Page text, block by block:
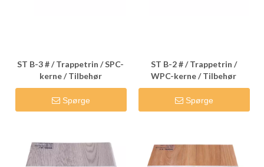
ST B-3 # / Trappetrin / SPC-
kerne / Tilbehør
Spørge
ST B-2 # / Trappetrin /
WPC-kerne / Tilbehør
Spørge